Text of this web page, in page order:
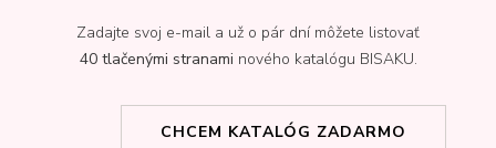
Zadajte svoj e-mail a už o pár dní môžete listovať
40 tlačenými stranami nového katalógu BISAKU.
CHCEM KATALÓG ZADARMO